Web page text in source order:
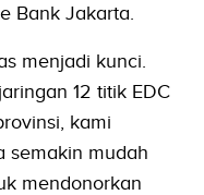
Bank Jakarta.
menjadi kunci.
12 titik EDC
kami
semakin mudah
mendonorkan